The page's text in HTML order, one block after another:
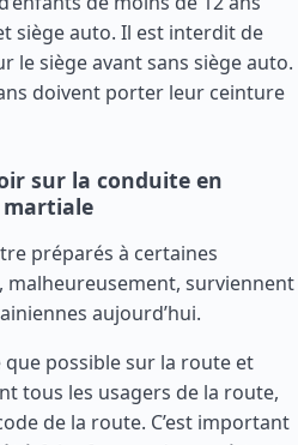
siège auto. Il est interdit de
le siège avant sans siège auto.
doivent porter leur ceinture
sur la conduite en
préparés à certaines
surviennent
aujourd’hui.
que possible sur la route et
tous les usagers de la route,
de la route. C’est important